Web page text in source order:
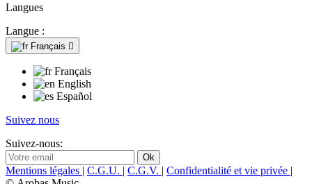
Langues
Langue :
Français 
Français
English
Español
Suivez nous
Suivez-nous:
Mentions légales | C.G.U. | C.G.V. | Confidentialité et vie privée |